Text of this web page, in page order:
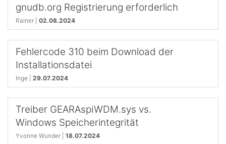
gnudb.org Registrierung erforderlich
Rainer | 02.08.2024
Fehlercode 310 beim Download der
Installationsdatei
Inge | 29.07.2024
Treiber GEARAspiWDM.sys vs.
Windows Speicherintegrität
Yvonne Wunder | 18.07.2024